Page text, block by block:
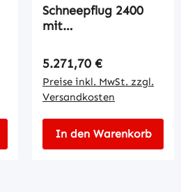
Schneepflug 2400
mit
Regulärer Preis:
5.271,70 €
Preise inkl. MwSt. zzgl.
Versandkosten
In den Warenkorb